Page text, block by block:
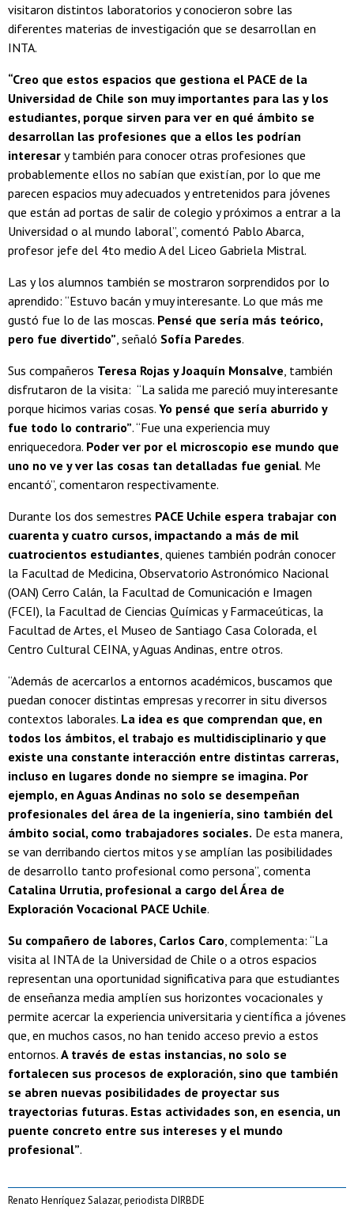
visitaron distintos laboratorios y conocieron sobre las
diferentes materias de investigación que se desarrollan en
INTA.
“Creo que estos espacios que gestiona el PACE de la
Universidad de Chile son muy importantes para las y los
estudiantes, porque sirven para ver en qué ámbito se
desarrollan las profesiones que a ellos les podrían
interesar y también para conocer otras profesiones que
probablemente ellos no sabían que existían, por lo que me
parecen espacios muy adecuados y entretenidos para jóvenes
que están ad portas de salir de colegio y próximos a entrar a la
Universidad o al mundo laboral”, comentó Pablo Abarca,
profesor jefe del 4to medio A del Liceo Gabriela Mistral.
Las y los alumnos también se mostraron sorprendidos por lo
aprendido: “Estuvo bacán y muy interesante. Lo que más me
gustó fue lo de las moscas. Pensé que sería más teórico,
pero fue divertido”, señaló Sofía Paredes.
Sus compañeros Teresa Rojas y Joaquín Monsalve, también
disfrutaron de la visita: “La salida me pareció muy interesante
porque hicimos varias cosas. Yo pensé que sería aburrido y
fue todo lo contrario”. “Fue una experiencia muy
enriquecedora. Poder ver por el microscopio ese mundo que
uno no ve y ver las cosas tan detalladas fue genial. Me
encantó”, comentaron respectivamente.
Durante los dos semestres PACE Uchile espera trabajar con
cuarenta y cuatro cursos, impactando a más de mil
cuatrocientos estudiantes, quienes también podrán conocer
la Facultad de Medicina, Observatorio Astronómico Nacional
(OAN) Cerro Calán, la Facultad de Comunicación e Imagen
(FCEI), la Facultad de Ciencias Químicas y Farmaceúticas, la
Facultad de Artes, el Museo de Santiago Casa Colorada, el
Centro Cultural CEINA, y Aguas Andinas, entre otros.
“Además de acercarlos a entornos académicos, buscamos que
puedan conocer distintas empresas y recorrer in situ diversos
contextos laborales. La idea es que comprendan que, en
todos los ámbitos, el trabajo es multidisciplinario y que
existe una constante interacción entre distintas carreras,
incluso en lugares donde no siempre se imagina. Por
ejemplo, en Aguas Andinas no solo se desempeñan
profesionales del área de la ingeniería, sino también del
ámbito social, como trabajadores sociales. De esta manera,
se van derribando ciertos mitos y se amplían las posibilidades
de desarrollo tanto profesional como persona”, comenta
Catalina Urrutia, profesional a cargo del Área de
Exploración Vocacional PACE Uchile.
Su compañero de labores, Carlos Caro, complementa: “La
visita al INTA de la Universidad de Chile o a otros espacios
representan una oportunidad significativa para que estudiantes
de enseñanza media amplíen sus horizontes vocacionales y
permite acercar la experiencia universitaria y científica a jóvenes
que, en muchos casos, no han tenido acceso previo a estos
entornos. A través de estas instancias, no solo se
fortalecen sus procesos de exploración, sino que también
se abren nuevas posibilidades de proyectar sus
trayectorias futuras. Estas actividades son, en esencia, un
puente concreto entre sus intereses y el mundo
profesional”.
Renato Henríquez Salazar, periodista DIRBDE